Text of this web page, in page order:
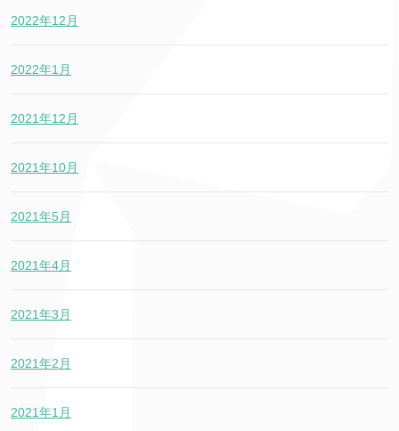
2022年12月
2022年1月
2021年12月
2021年10月
2021年5月
2021年4月
2021年3月
2021年2月
2021年1月